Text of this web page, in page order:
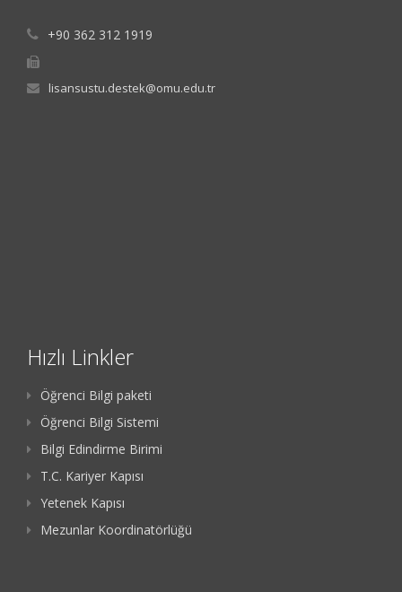
+90 362 312 1919
lisansustu.destek@omu.edu.tr
Hızlı Linkler
Öğrenci Bilgi paketi
Öğrenci Bilgi Sistemi
Bilgi Edindirme Birimi
T.C. Kariyer Kapısı
Yetenek Kapısı
Mezunlar Koordinatörlüğü